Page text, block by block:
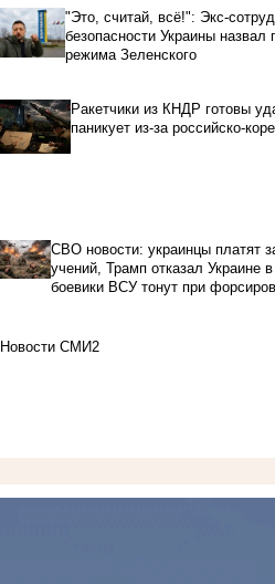
"Это, считай, всё!": Экс-
безопасности Украины назвал
режима Зеленского
Ракетчики из КНДР готовы
паникует из-за российско-
СВО новости: украинцы платят
учений, Трамп отказал Украине
боевики ВСУ тонут при
Новости СМИ2